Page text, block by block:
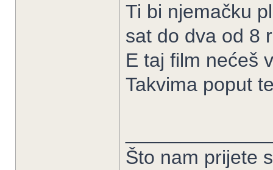
Ti bi njemačku
sat do dva od 8
E taj film nećeš
Takvima poput
Što nam prijete